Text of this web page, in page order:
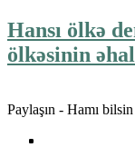
Hansı ölkə
ölkəsinin
Paylaşın - Hamı bilsin